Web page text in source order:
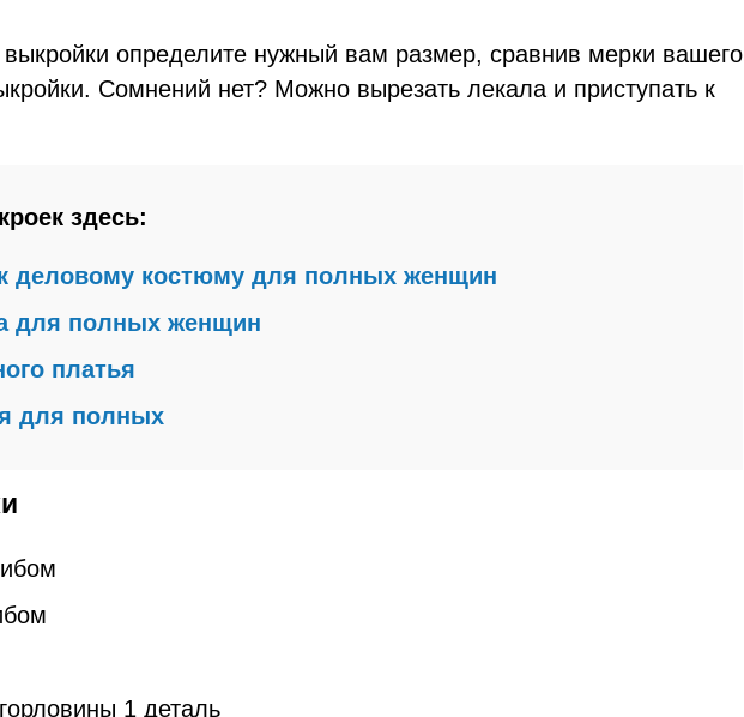
определите нужный вам размер, сравнив мерки вашего
Сомнений нет? Можно вырезать лекала и приступать к
здесь:
деловому костюму для полных женщин
для полных женщин
платья
для полных
1 деталь